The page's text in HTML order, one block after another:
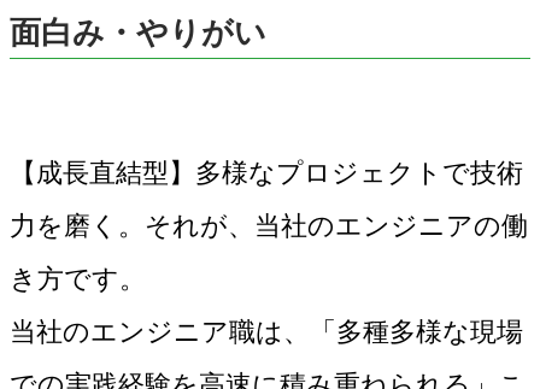
面白み・やりがい
【成長直結型】多様なプロジェクトで技術
力を磨く。それが、当社のエンジニアの働
き方です。
当社のエンジニア職は、「多種多様な現場